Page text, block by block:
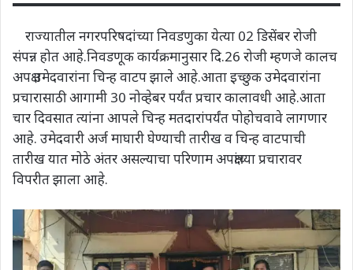
राज्यातील नगरपरिषदांच्या निवडणुका येत्या 02 डिसेंबर रोजी
संपन्न होत आहे.निवडणूक कार्यक्रमानुसार दि.26 रोजी म्हणजे कालच
अपक्ष उमेदवारांना चिन्ह वाटप झाले आहे.आता इच्छुक उमेदवारांना
प्रचारासाठी आगामी 30 नोव्हेबर पर्यंत प्रचार कालावधी आहे.आता
चार दिवसात त्यांना आपले चिन्ह मतदारांपर्यंत पोहोचवावे लागणार
आहे. उमेदवारी अर्ज माघारी घेण्याची तारीख व चिन्ह वाटपाची
तारीख यात मोठे अंतर असल्याचा परिणाम अपक्षांच्या प्रचारावर
विपरीत झाला आहे.